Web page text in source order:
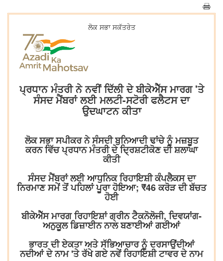
ਲੋਕ ਸਭਾ ਸਕੱਤਰੇਤ
ਪ੍ਰਧਾਨ ਮੰਤਰੀ ਨੇ ਨਵੀਂ ਦਿੱਲੀ ਦੇ ਬੀਕੇਐੱਸ ਮਾਰਗ 'ਤੇ
ਸੰਸਦ ਮੈਂਬਰਾਂ ਲਈ ਮਲਟੀ-ਸਟੋਰੀ ਫਲੈਟਸ ਦਾ
ਉਦਘਾਟਨ ਕੀਤਾ
ਲੋਕ ਸਭਾ ਸਪੀਕਰ ਨੇ ਸੰਸਦੀ ਬੁਨਿਆਦੀ ਢਾਂਚੇ ਨੂੰ ਮਜ਼ਬੂਤ
ਕਰਨ ਵਿੱਚ ਪ੍ਰਧਾਨ ਮੰਤਰੀ ਦੇ ਦ੍ਰਿਸ਼ਟੀਕੋਣ ਦੀ ਸ਼ਲਾਘਾ
ਕੀਤੀ
ਸੰਸਦ ਮੈਂਬਰਾਂ ਲਈ ਆਧੁਨਿਕ ਰਿਹਾਇਸ਼ੀ ਕੰਪਲੈਕਸ ਦਾ
ਨਿਰਮਾਣ ਸਮੇਂ ਤੋਂ ਪਹਿਲਾਂ ਪੂਰਾ ਹੋਇਆ; ₹46 ਕਰੋੜ ਦੀ ਬੱਚਤ
ਹੋਈ
ਬੀਕੇਐੱਸ ਮਾਰਗ ਰਿਹਾਇਸ਼ਾਂ ਗ੍ਰੀਨ ਟੈਕਨੋਲੋਜੀ, ਦਿਵਯਾਂਗ-
ਅਨੁਕੂਲ ਡਿਜ਼ਾਈਨ ਨਾਲ ਬਣਾਈਆਂ ਗਈਆਂ
ਭਾਰਤ ਦੀ ਏਕਤਾ ਅਤੇ ਸੱਭਿਆਚਾਰ ਨੂੰ ਦਰਸਾਉਂਦੀਆਂ
ਨਦੀਆਂ ਦੇ ਨਾਮ 'ਤੇ ਰੱਖੇ ਗਏ ਨਵੇਂ ਰਿਹਾਇਸ਼ੀ ਟਾਵਰ ਦੇ ਨਾਮ